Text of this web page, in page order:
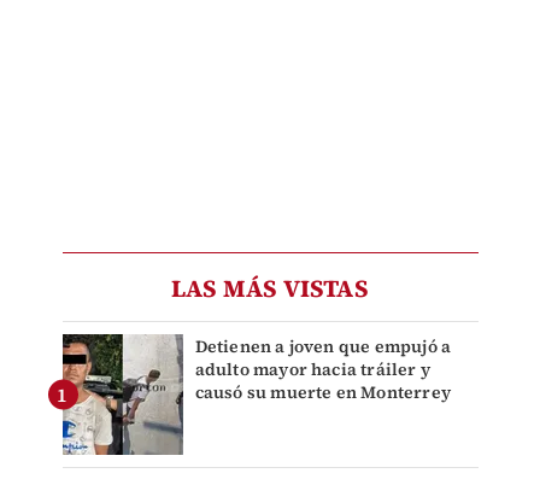
LAS MÁS VISTAS
Detienen a joven que empujó a
adulto mayor hacia tráiler y
causó su muerte en Monterrey